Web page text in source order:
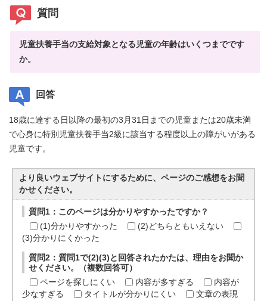
質問
児童扶養手当の支給対象となる児童の年齢はいくつまでです
か。
回答
18歳に達する日以降の最初の3月31日までの児童または20歳未満
で心身に特別児童扶養手当2級に該当する程度以上の障がいがある
児童です。
より良いウェブサイトにするために、ページのご感想をお聞
かせください。
質問1：このページは分かりやすかったですか？
(1)分かりやすかった
(2)どちらともいえない
(3)分かりにくかった
質問2：質問1で(2)(3)と回答されたかたは、理由をお聞か
せください。（複数回答可）
ページを探しにくい
内容が多すぎる
内容が
少なすぎる
タイトルが分かりにくい
文章の表現